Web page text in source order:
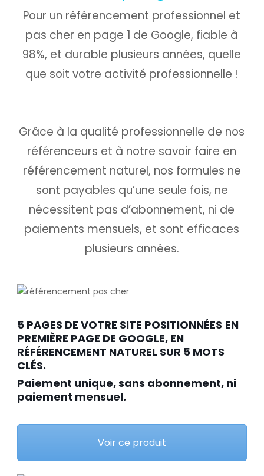
Pour un référencement professionnel et
pas cher en page 1 de Google, fiable à
98%, et durable plusieurs années, quelle
que soit votre activité professionnelle !
Grâce à la qualité professionnelle de nos
référenceurs et à notre savoir faire en
référencement naturel, nos formules ne
sont payables qu’une seule fois, ne
nécessitent pas d’abonnement, ni de
paiements mensuels, et sont efficaces
plusieurs années.
5 PAGES DE VOTRE SITE POSITIONNÉES EN
PREMIÈRE PAGE DE GOOGLE, EN
RÉFÉRENCEMENT NATUREL SUR 5 MOTS
CLÉS.
Paiement unique, sans abonnement, ni
paiement mensuel.
Voir ce produit